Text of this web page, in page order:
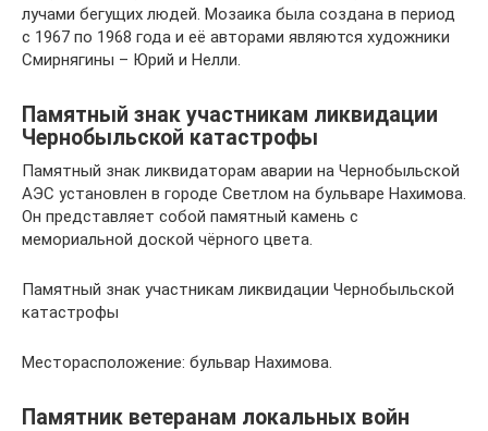
лучами бегущих людей. Мозаика была создана в период
с 1967 по 1968 года и её авторами являются художники
Смирнягины – Юрий и Нелли.
Памятный знак участникам ликвидации
Чернобыльской катастрофы
Памятный знак ликвидаторам аварии на Чернобыльской
АЭС установлен в городе Светлом на бульваре Нахимова.
Он представляет собой памятный камень с
мемориальной доской чёрного цвета.
Памятный знак участникам ликвидации Чернобыльской
катастрофы
Месторасположение: бульвар Нахимова.
Памятник ветеранам локальных войн